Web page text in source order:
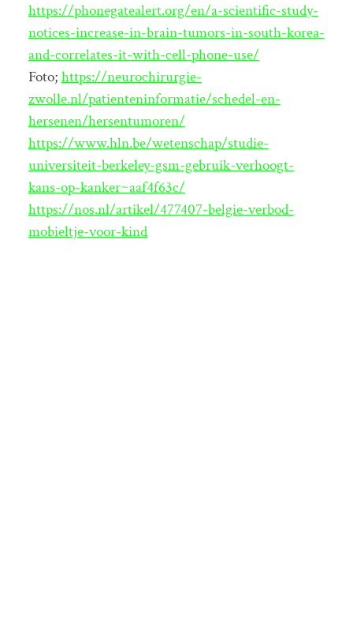
https://phonegatealert.org/en/a-scientific-study-
notices-increase-in-brain-tumors-in-south-korea-
and-correlates-it-with-cell-phone-use/
Foto;https://neurochirurgie-
zwolle.nl/patienteninformatie/schedel-en-
hersenen/hersentumoren/
https://www.hln.be/wetenschap/studie-
universiteit-berkeley-gsm-gebruik-verhoogt-
kans-op-kanker~aaf4f63c/
https://nos.nl/artikel/477407-belgie-verbod-
mobieltje-voor-kind